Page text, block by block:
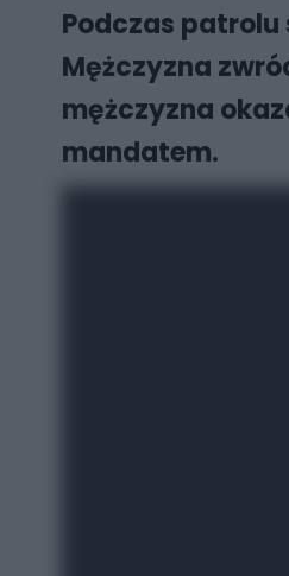
Podczas
Mężczyzna
mężczyzna
mandatem.